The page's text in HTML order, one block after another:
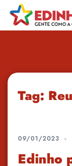
para
o
Tag:
09/01/2023
Edinho